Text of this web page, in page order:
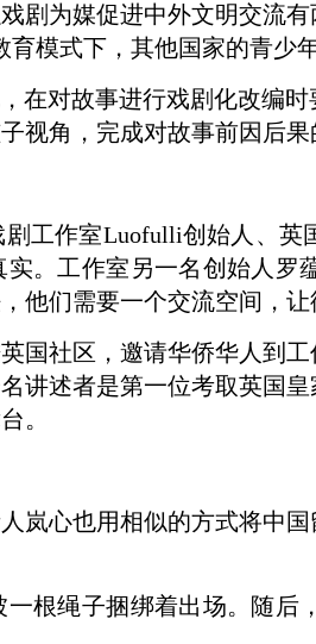
为媒促进中外文明交流有
模式下，其他国家的青少
对故事进行戏剧化改编时
视角，完成对故事前因后果
作室Luofulli创始人、英
。工作室另一名创始人
他们需要一个交流空间，让
社区，邀请华侨华人到工
讲述者是第一位考取英
。
心也用相似的方式将中国
绳子捆绑着出场。随后